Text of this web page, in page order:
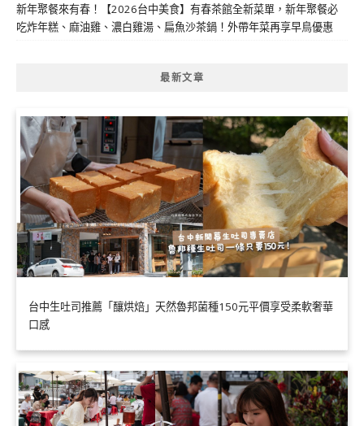
新年聚餐來有春！【2026台中美食】有春茶館全新菜單，新年聚餐必
吃炸年糕、麻油雞、濃白雞湯、扁魚沙茶鍋！外帶年菜再享早鳥優惠
最新文章
台中生吐司推薦「釀烘焙」天然魯邦菌種150元平價享受柔軟奢華
口感